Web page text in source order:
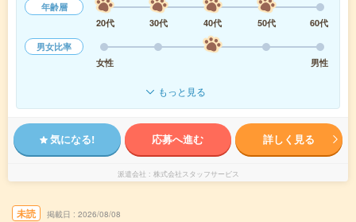
年齢層
20代
30代 40代 50代
60代
男女比率
女性
男性
もっと見る
気になる! 応募へ進む 詳しく見る
派遣会社 株式会社スタッフサービス
未読 掲載日 2026/08/08